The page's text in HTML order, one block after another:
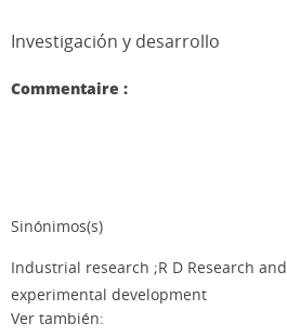
Investigación y desarrollo
Commentaire :
Sinónimos(s)
Industrial research ;R D Research and
experimental development
Ver también: